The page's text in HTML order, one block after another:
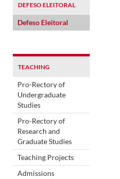
DEFESO ELEITORAL
Defeso Eleitoral
TEACHING
Pro-Rectory of
Undergraduate
Studies
Pro-Rectory of
Research and
Graduate Studies
Teaching Projects
Admissions